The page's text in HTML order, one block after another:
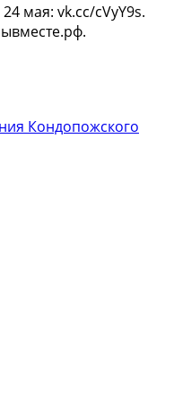
мая: vk.cc/cVyY9s.
Кондопожского